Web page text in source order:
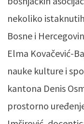
nekoliko
Bosne i
Elma Kovačević-
nauke kulture i
kantona Denis
prostorno